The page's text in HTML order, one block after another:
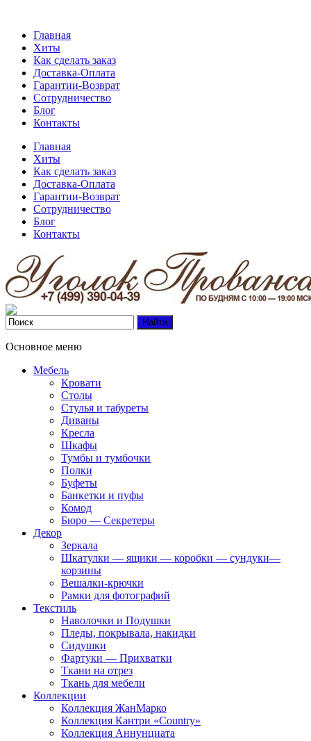
Главная
Хиты
Как сделать заказ
Доставка-Оплата
Гарантии-Возврат
Сотрудничество
Блог
Контакты
Главная
Хиты
Как сделать заказ
Доставка-Оплата
Гарантии-Возврат
Сотрудничество
Блог
Контакты
Основное меню
Мебель
Кровати
Столы
Стулья и табуреты
Диваны
Кресла
Шкафы
Тумбы и тумбочки
Полки
Буфеты
Банкетки и пуфы
Комод
Бюро — Секретеры
Декор
Зеркала
Шкатулки — ящики — коробки — сундуки—
корзины
Вешалки-крючки
Рамки для фотографий
Текстиль
Наволочки и Подушки
Пледы, покрывала, накидки
Сидушки
Фартуки — Прихватки
Ткани на отрез
Ткань для мебели
Коллекции
Коллекция ЖанМарко
Коллекция Кантри «Country»
Коллекция Аннунциата